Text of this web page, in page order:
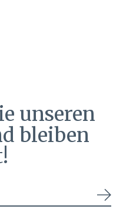
unseren
bleiben